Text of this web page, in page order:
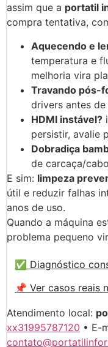
assim que a portatil
compra tentativa,
Aquecendo e
temperatura e
melhoria vira
Travando pós-
drivers antes
HDMI instável?
persistir, avalie
Dobradiça
de carcaça/
E sim: limpeza
útil e reduzir falhas
anos de uso.
Quando a máquina
problema pequeno
✅ Diagnóstico
📌 Ver casos reais
Atendimento local:
xx31995787120 • E-